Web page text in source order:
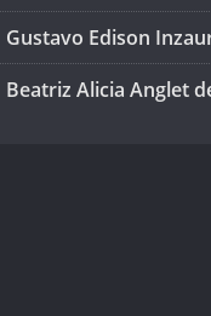
Gustavo Edison
Beatriz Alicia Anglet